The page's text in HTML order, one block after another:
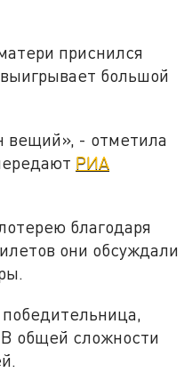
приснился
большой
вещий», - отметила
РИА
благодаря
они обсуждали
В общей сложности